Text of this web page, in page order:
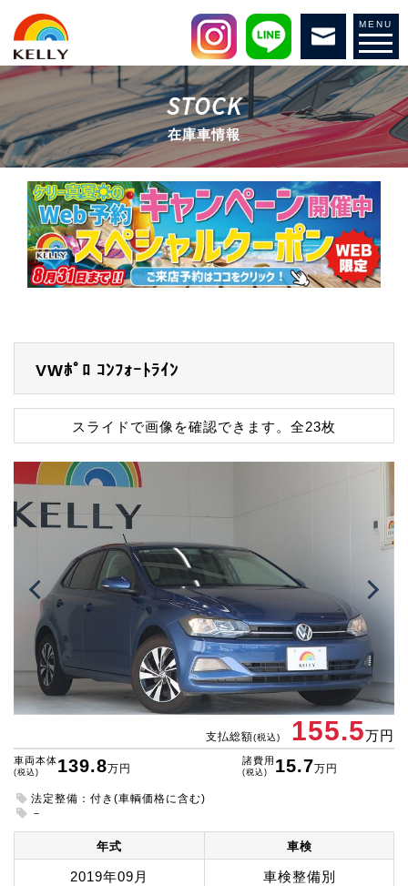
MENU
STOCK
在庫車情報
VWﾎﾟﾛ ｺﾝﾌｫｰﾄﾗｲﾝ
スライドで画像を確認できます。 全23枚
支払総額(税込) 155.5万円
車両本体
(税込) 139.8万円
諸費用
(税込) 15.7万円
法定整備：付き(車輌価格に含む)
－
年式 車検
2019年09月 車検整備別